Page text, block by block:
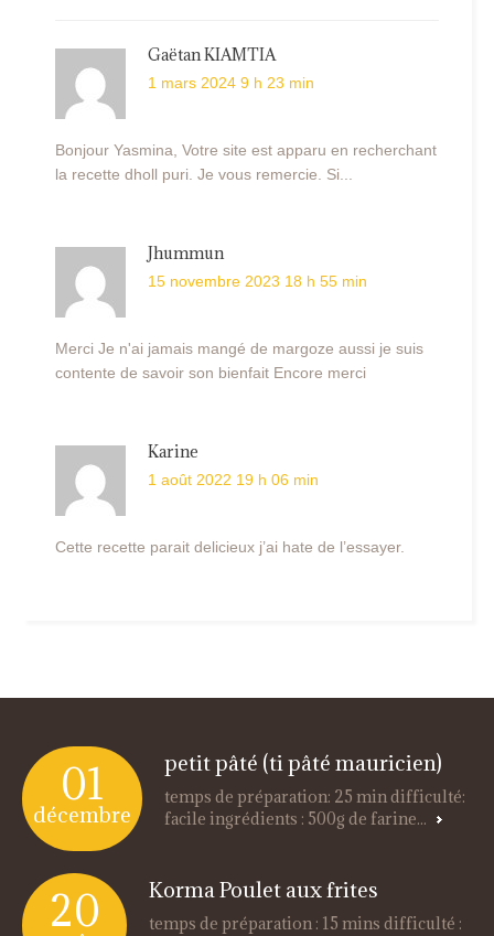
Gaëtan KIAMTIA
1 mars 2024 9 h 23 min
Bonjour Yasmina, Votre site est apparu en recherchant
la recette dholl puri. Je vous remercie. Si...
Jhummun
15 novembre 2023 18 h 55 min
Merci Je n'ai jamais mangé de margoze aussi je suis
contente de savoir son bienfait Encore merci
Karine
1 août 2022 19 h 06 min
Cette recette parait delicieux j’ai hate de l’essayer.
01
décembre
petit pâté (ti pâté mauricien)
temps de préparation: 25 min difficulté:
facile ingrédients : 500g de farine...
20 Korma Poulet aux frites
temps de préparation : 15 mins difficulté :